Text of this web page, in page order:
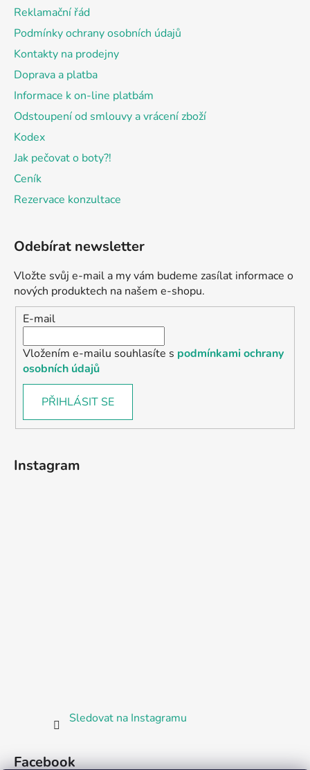
Reklamační řád
Podmínky ochrany osobních údajů
Kontakty na prodejny
Doprava a platba
Informace k on-line platbám
Odstoupení od smlouvy a vrácení zboží
Kodex
Jak pečovat o boty?!
Ceník
Rezervace konzultace
Odebírat newsletter
Vložte svůj e-mail a my vám budeme zasílat informace o
nových produktech na našem e-shopu.
E-mail
Vložením e-mailu souhlasíte s podmínkami ochrany
osobních údajů
PŘIHLÁSIT SE
Instagram
Sledovat na Instagramu
Facebook